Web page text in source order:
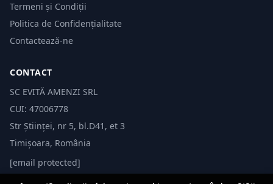
Termeni și Condiții
Politica de Confidențialitate
Contactează-ne
CONTACT
SC EVITĂ AMENZI SRL
CUI: 47006778
Str Științei, nr 5, bl.D41, et 3
Timișoara, România
[email protected]